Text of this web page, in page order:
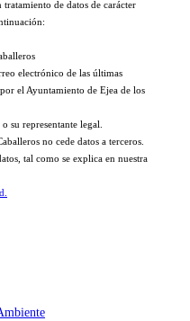
de datos de carácter
electrónico de las últimas
el Ayuntamiento de Ejea de los
su representante legal.
no cede datos a terceros.
tal como se explica en nuestra